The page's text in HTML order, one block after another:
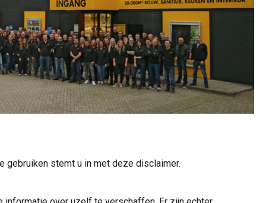
gebruiken stemt u in met deze disclaimer.